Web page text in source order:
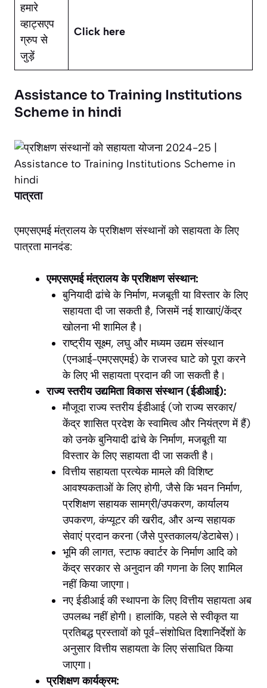
हमारे
व्हाट्सएप
ग्रुप से
जुड़ें
Click here
Assistance to Training Institutions
Scheme in hindi
पात्रता
एमएसएमई मंत्रालय के प्रशिक्षण संस्थानों को सहायता के लिए
पात्रता मानदंड:
एमएसएमई मंत्रालय के प्रशिक्षण संस्थान:
बुनियादी ढांचे के निर्माण, मजबूती या विस्तार के लिए
सहायता दी जा सकती है, जिसमें नई शाखाएं/केंद्र
खोलना भी शामिल है।
राष्ट्रीय सूक्ष्म, लघु और मध्यम उद्यम संस्थान
(एनआई-एमएसएमई) के राजस्व घाटे को पूरा करने
के लिए भी सहायता प्रदान की जा सकती है।
राज्य स्तरीय उद्यमिता विकास संस्थान (ईडीआई):
मौजूदा राज्य स्तरीय ईडीआई (जो राज्य सरकार/
केंद्र शासित प्रदेश के स्वामित्व और नियंत्रण में हैं)
को उनके बुनियादी ढांचे के निर्माण, मजबूती या
विस्तार के लिए सहायता दी जा सकती है।
वित्तीय सहायता प्रत्येक मामले की विशिष्ट
आवश्यकताओं के लिए होगी, जैसे कि भवन निर्माण,
प्रशिक्षण सहायक सामग्री/उपकरण, कार्यालय
उपकरण, कंप्यूटर की खरीद, और अन्य सहायक
सेवाएं प्रदान करना (जैसे पुस्तकालय/डेटाबेस)।
भूमि की लागत, स्टाफ क्वार्टर के निर्माण आदि को
केंद्र सरकार से अनुदान की गणना के लिए शामिल
नहीं किया जाएगा।
नए ईडीआई की स्थापना के लिए वित्तीय सहायता अब
उपलब्ध नहीं होगी। हालांकि, पहले से स्वीकृत या
प्रतिबद्ध प्रस्तावों को पूर्व-संशोधित दिशानिर्देशों के
अनुसार वित्तीय सहायता के लिए संसाधित किया
जाएगा।
प्रशिक्षण कार्यक्रम: